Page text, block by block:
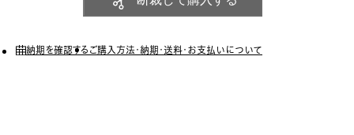
納期を確認する ご購入方法・納期・送料・お支払いについて